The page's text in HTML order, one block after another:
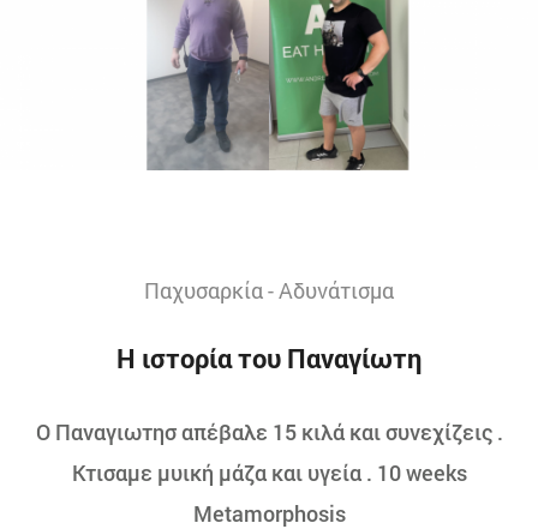
Παχυσαρκία - Αδυνάτισμα
Η ιστορία του Παναγίωτη
Ο Παναγιωτησ απέβαλε 15 κιλά και συνεχίζεις .
Κτισαμε μυική μάζα και υγεία . 10 weeks
Metamorphosis